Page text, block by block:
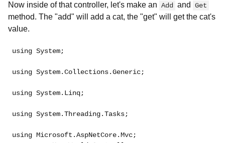
Now inside of that controller, let's make an Add and Get
method. The "add" will add a cat, the "get" will get the cat's
value.
using System;
using System.Collections.Generic;
using System.Linq;
using System.Threading.Tasks;